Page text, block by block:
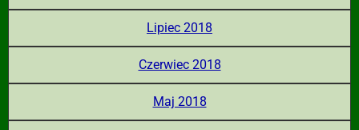
Lipiec 2018
Czerwiec 2018
Maj 2018